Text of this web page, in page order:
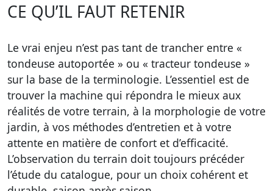
CE QU’IL FAUT RETENIR
Le vrai enjeu n’est pas tant de trancher entre «
tondeuse autoportée » ou « tracteur tondeuse »
sur la base de la terminologie. L’essentiel est de
trouver la machine qui répondra le mieux aux
réalités de votre terrain, à la morphologie de votre
jardin, à vos méthodes d’entretien et à votre
attente en matière de confort et d’efficacité.
L’observation du terrain doit toujours précéder
l’étude du catalogue, pour un choix cohérent et